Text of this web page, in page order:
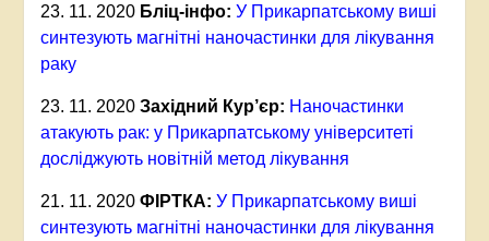
23. 11. 2020 Бліц-інфо: У Прикарпатському виші
синтезують магнітні наночастинки для лікування
раку
23. 11. 2020 Західний Кур’єр: Наночастинки
атакують рак: у Прикарпатському університеті
досліджують новітній метод лікування
21. 11. 2020 ФІРТКА: У Прикарпатському виші
синтезують магнітні наночастинки для лікування